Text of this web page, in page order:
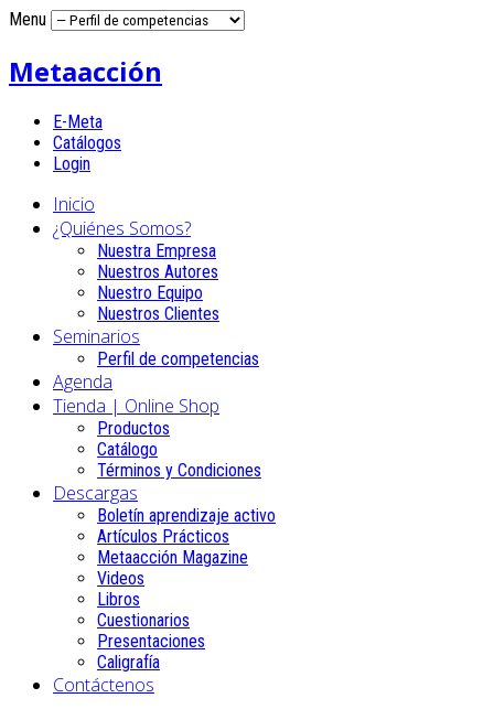
Menu
Metaacción
E-Meta
Catálogos
Login
Inicio
¿Quiénes Somos?
Nuestra Empresa
Nuestros Autores
Nuestro Equipo
Nuestros Clientes
Seminarios
Perfil de competencias
Agenda
Tienda | Online Shop
Productos
Catálogo
Términos y Condiciones
Descargas
Boletín aprendizaje activo
Artículos Prácticos
Metaacción Magazine
Videos
Libros
Cuestionarios
Presentaciones
Caligrafía
Contáctenos